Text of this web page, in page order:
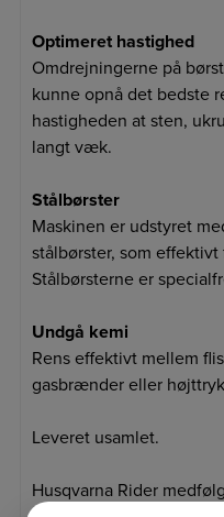
Optimeret hastighed
Omdrejningerne på
kunne opnå det bedste
hastigheden at sten,
langt væk.
Stålbørster
Maskinen er udstyret
stålbørster, som
Stålbørsterne er
Undgå kemi
Rens effektivt mellem
gasbrænder eller
Leveret usamlet.
Husqvarna Rider